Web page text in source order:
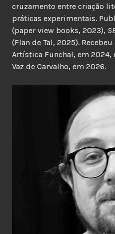
cruzamento entre criação
práticas experimentais.
(paper view books, 2023),
(Flan de Tal, 2025).
Artística Funchal, em 2024,
Vaz de Carvalho, em 2026.